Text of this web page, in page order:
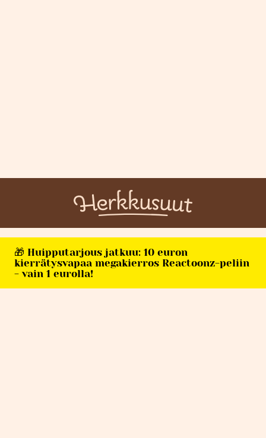
🎁 Huipputarjous jatkuu: 10 euron
kierrätysvapaa megakierros Reactoonz-peliin
- vain 1 eurolla!